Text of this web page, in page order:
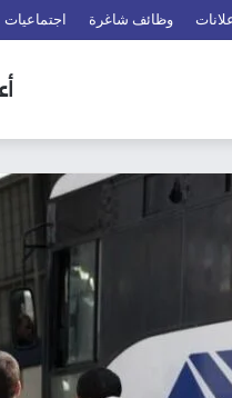
وظائف شاغرة اجتماعيات